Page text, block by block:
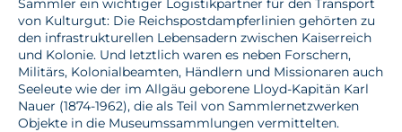
von Kulturgut: Die Reichspostdampferlinien gehörten zu
den infrastrukturellen Lebensadern zwischen Kaiserreich
und Kolonie. Und letztlich waren es neben Forschern,
Militärs, Kolonialbeamten, Händlern und Missionaren auch
Seeleute wie der im Allgäu geborene Lloyd-Kapitän Karl
Nauer (1874-1962), die als Teil von Sammlernetzwerken
Objekte in die Museumssammlungen vermittelten.